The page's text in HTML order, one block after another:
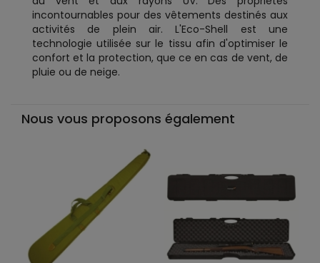
incontournables pour des vêtements destinés aux
activités de plein air. L'Eco-Shell est une
technologie utilisée sur le tissu afin d'optimiser le
confort et la protection, que ce en cas de vent, de
pluie ou de neige.
Nous vous proposons également